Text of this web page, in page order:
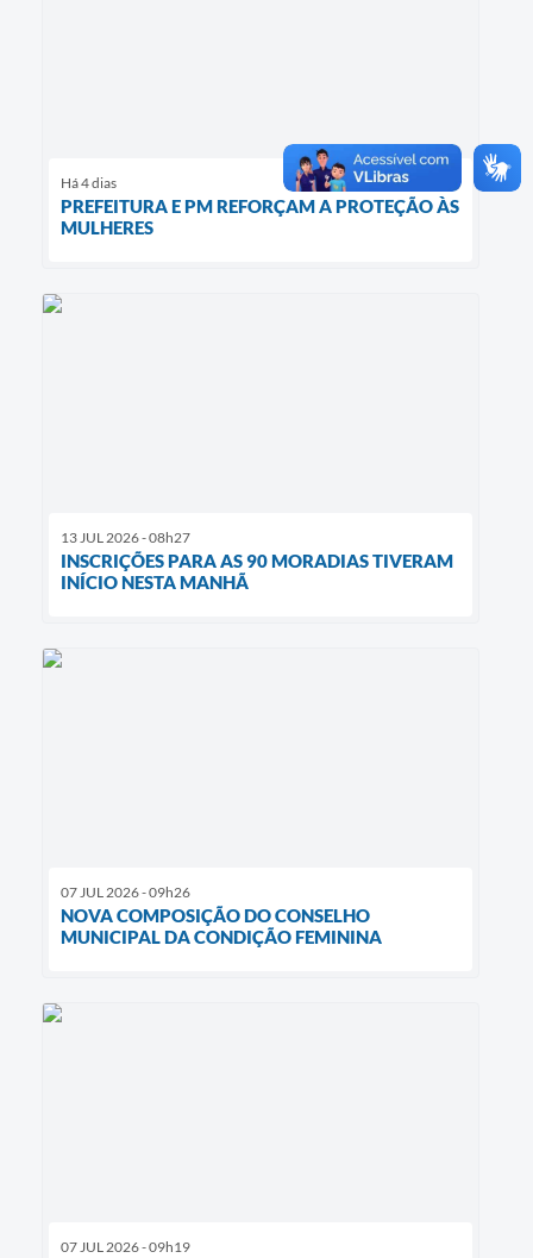
Há 4 dias
PREFEITURA E PM REFORÇAM A PROTEÇÃO ÀS
MULHERES
13 JUL 2026 - 08h27
INSCRIÇÕES PARA AS 90 MORADIAS TIVERAM
INÍCIO NESTA MANHÃ
07 JUL 2026 - 09h26
NOVA COMPOSIÇÃO DO CONSELHO
MUNICIPAL DA CONDIÇÃO FEMININA
07 JUL 2026 - 09h19